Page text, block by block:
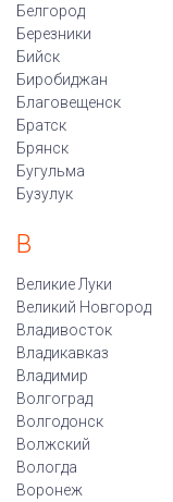
Белгород
Березники
Бийск
Биробиджан
Благовещенск
Братск
Брянск
Бугульма
Бузулук
В
Великие Луки
Великий Новгород
Владивосток
Владикавказ
Владимир
Волгоград
Волгодонск
Волжский
Вологда
Воронеж